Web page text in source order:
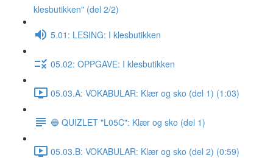
klesbutikken" (del 2/2)
5.01: LESING: I klesbutikken
05.02: OPPGAVE: I klesbutikken
05.03.A: VOKABULAR: Klær og sko (del 1) (1:03)
🔵 QUIZLET "L05C": Klær og sko (del 1)
05.03.B: VOKABULAR: Klær og sko (del 2) (0:59)